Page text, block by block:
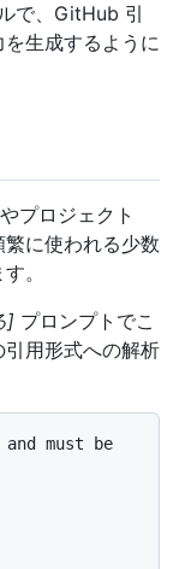
で、GitHub 引
生成するように
プロジェクト
に使われる少数
。
] プロンプトでこ
用形式への解析
must be